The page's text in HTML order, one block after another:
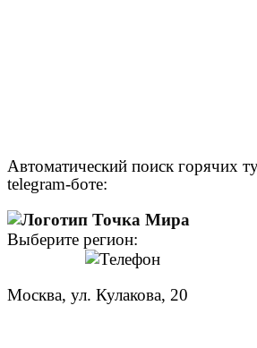
Автоматический поиск горячих
telegram-боте:
Выберите регион:
Москва, ул. Кулакова, 20